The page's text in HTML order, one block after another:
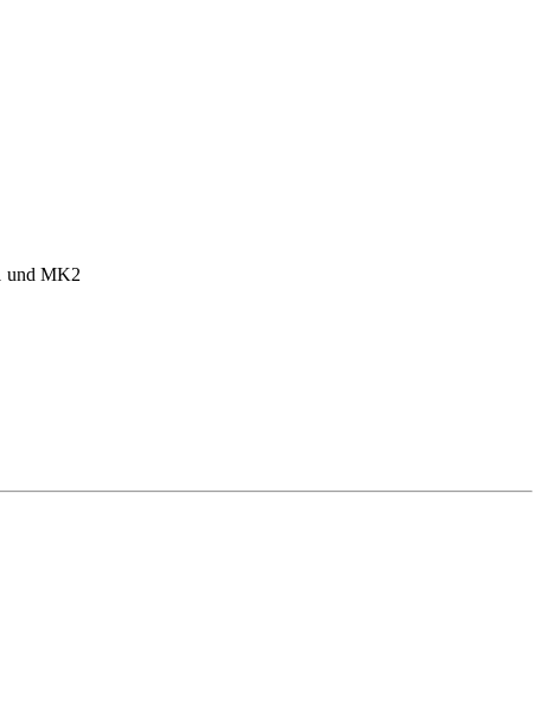
und MK2